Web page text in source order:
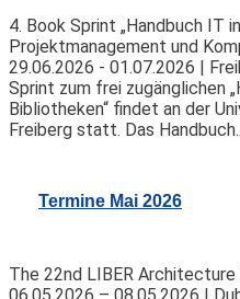
4. Book Sprint „Handbuch IT
Projektmanagement und
29.06.2026 - 01.07.2026 |
Sprint zum frei zugänglichen
Bibliotheken“ findet an der
Freiberg statt. Das
Termine Mai 2026
The 22nd LIBER Architecture
06.05.2026 – 08.05.2026 |